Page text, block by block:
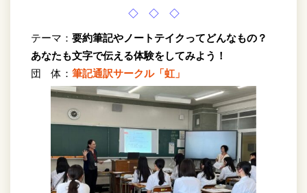
◇ ◇ ◇
テーマ： 要約筆記やノートテイクってどんなもの？
あなたも文字で伝える体験をしてみよう！
団 体： 筆記通訳サークル「虹」